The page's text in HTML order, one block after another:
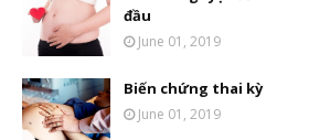
đầu
June 01, 2019
Biến chứng thai kỳ
June 01, 2019